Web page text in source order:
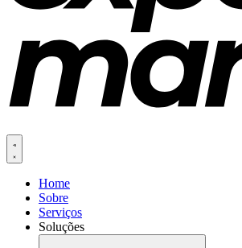
Home
Sobre
Serviços
Soluções